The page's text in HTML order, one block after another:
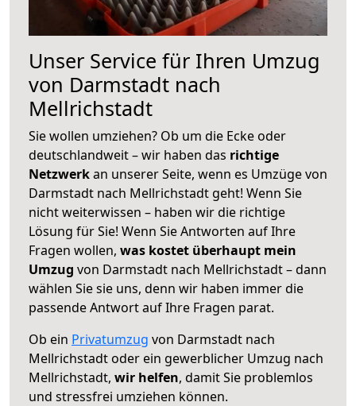
Unser Service für Ihren Umzug
von Darmstadt nach
Mellrichstadt
Sie wollen umziehen? Ob um die Ecke oder
deutschlandweit – wir haben das richtige
Netzwerkan unserer Seite, wenn es Umzüge von
Darmstadt nach Mellrichstadt geht! Wenn Sie
nicht weiterwissen – haben wir die richtige
Lösung für Sie! Wenn Sie Antworten auf Ihre
Fragen wollen, was kostet überhaupt mein
Umzug von Darmstadt nach Mellrichstadt – dann
wählen Sie sie uns, denn wir haben immer die
passende Antwort auf Ihre Fragen parat.
Ob ein Privatumzug von Darmstadt nach
Mellrichstadt oder ein gewerblicher Umzug nach
Mellrichstadt, wir helfen, damit Sie problemlos
und stressfrei umziehen können.